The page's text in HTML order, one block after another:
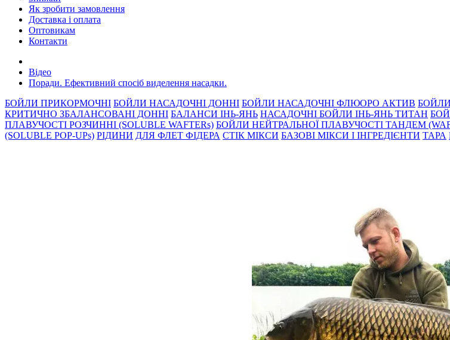
Як зробити замовлення
Доставка і оплата
Оптовикам
Контакти
Відео
Поради. Ефективний спосiб виделення насадки.
БОЙЛИ ПРИКОРМОЧНI БОЙЛИ НАСАДОЧНI ДОННI БОЙЛИ НАСАДОЧНІ ФЛЮОРО АКТИВ
КРИТИЧНО ЗБАЛАНСОВАНІ ДОННІ БАЛАНСИ ІНЬ-ЯНЬ НАСАДОЧНІ БОЙЛИ ІНЬ-ЯНЬ ТИТАН
ПЛАВУЧОСТІ РОЗЧИННІ (SOLUBLE WAFTERs) БОЙЛИ НЕЙТРАЛЬНОЇ ПЛАВУЧОСТІ ТАНДЕМ
(SOLUBLE POP-UPs) РIДИНИ ДЛЯ ФЛЕТ ФІДЕРА СТIК МIКСИ БАЗОВІ МІКСИ І ІНГРЕДІЄНТИ ТАРА